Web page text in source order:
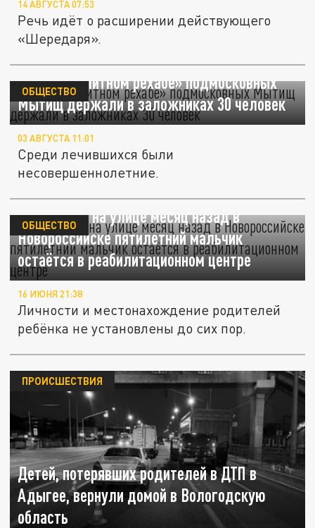
14 АВГУСТА 07:53
Речь идёт о расширении действующего
«Шередаря».
SHOT: В «элитном рехабе» подмосковных
Мытищ держали в заложниках 30 человек
ОБЩЕСТВО
03 АВГУСТА 11:01
Среди лечившихся были
несовершеннолетние.
Брошенный на улице месяц назад в
Новороссийске пятилетний мальчик
остаётся в реабилитационном центре
ОБЩЕСТВО
16 ИЮНЯ 21:38
Личности и местонахождение родителей
ребёнка не установлены до сих пор.
Детей, потерявших родителей в ДТП в
Адыгее, вернули домой в Вологодскую
область
ПРОИСШЕСТВИЯ